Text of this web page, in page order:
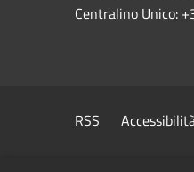
Centralino Unico:
RSS